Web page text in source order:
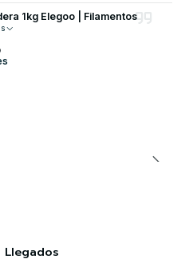
1kg Elegoo | Filamentos
Llegados